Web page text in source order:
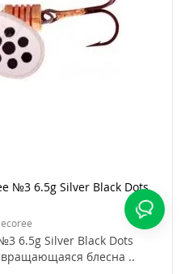
№3 6.5g Silver Black Dots
6.5g Silver Black Dots
вращающаяся блесна ..